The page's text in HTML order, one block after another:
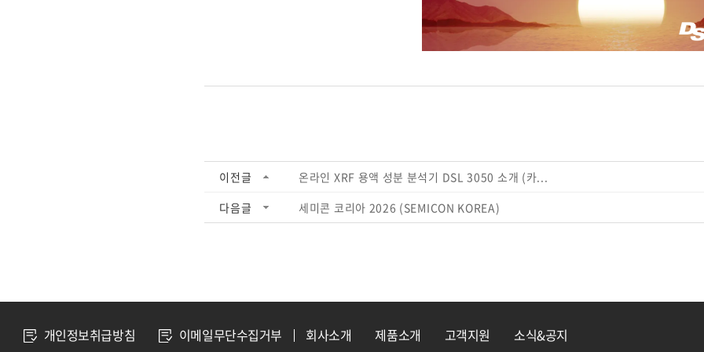
이전글
온라인 XRF 용액 성분 분석기 DSL 3050 소개 (카...
다음글
세미콘 코리아 2026 (SEMICON KOREA)
개인정보취급방침 이메일무단수집거부 회사소개 제품소개 고객지원 소식&공지